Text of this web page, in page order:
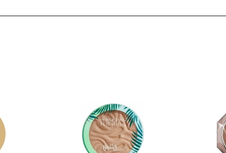
Al crear una cuenta
rápidamente, revisar
anteriores.